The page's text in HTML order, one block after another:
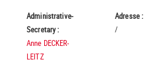
Administrative-
Secretary :
Anne DECKER-
LEITZ
Adresse :
/